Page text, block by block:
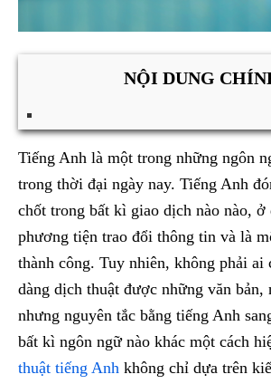
NỘI DUNG
Tiếng Anh là một trong những ngôn
trong thời đại ngày nay. Tiếng Anh
chốt trong bất kì giao dịch nào nào, ở
phương tiện trao đổi thông tin và là
thành công. Tuy nhiên, không phải ai
dàng dịch thuật được những văn bản,
nhưng nguyên tắc bằng tiếng Anh
bất kì ngôn ngữ nào khác một cách
thuật tiếng Anh không chỉ dựa trên